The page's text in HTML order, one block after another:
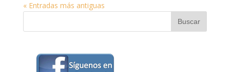
« Entradas más antiguas